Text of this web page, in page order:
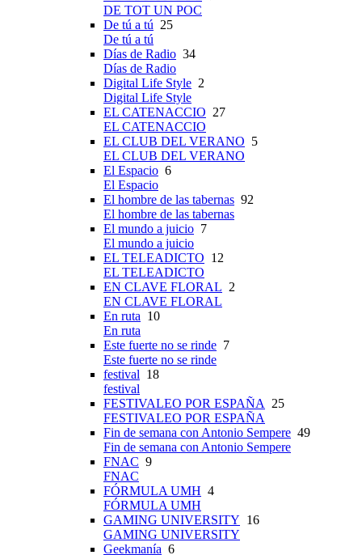
DE TOT UN POC
De tú a tú 25
De tú a tú
Días de Radio 34
Días de Radio
Digital Life Style 2
Digital Life Style
EL CATENACCIO 27
EL CATENACCIO
EL CLUB DEL VERANO 5
EL CLUB DEL VERANO
El Espacio 6
El Espacio
El hombre de las tabernas 92
El hombre de las tabernas
El mundo a juicio 7
El mundo a juicio
EL TELEADICTO 12
EL TELEADICTO
EN CLAVE FLORAL 2
EN CLAVE FLORAL
En ruta 10
En ruta
Este fuerte no se rinde 7
Este fuerte no se rinde
festival 18
festival
FESTIVALEO POR ESPAÑA
25
FESTIVALEO POR ESPAÑA
Fin de semana con Antonio Sempere 49
Fin de semana con Antonio Sempere
FNAC 9
FNAC
FÓRMULA UMH 4
FÓRMULA UMH
GAMING UNIVERSITY 16
GAMING UNIVERSITY
Geekmanía 6